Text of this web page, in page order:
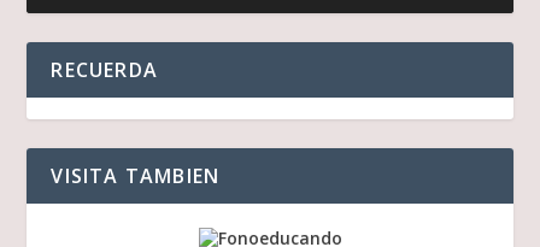
audio
RECUERDA
VISITA TAMBIEN